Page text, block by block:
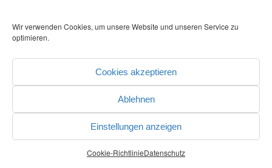
Wir verwenden Cookies, um unsere Website und unseren Service zu
optimieren.
Cookies akzeptieren
Ablehnen
Einstellungen anzeigen
Cookie-RichtlinieDatenschutz